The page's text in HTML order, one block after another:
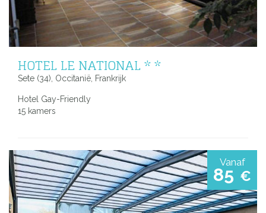
HOTEL LE NATIONAL * *
Sete (34), Occitanië, Frankrijk
Hotel Gay-Friendly
15 kamers
Vanaf
85 €